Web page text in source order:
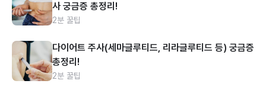
사 궁금증 총정리!
2분 꿀팁
다이어트 주사(세마글루티드, 리라글루티드 등) 궁금증
총정리!
2분 꿀팁